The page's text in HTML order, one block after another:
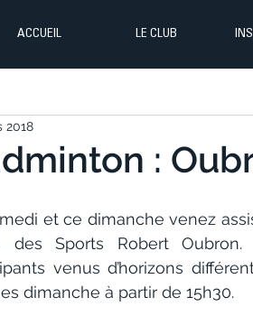
ACCUEIL LE CLUB
:
2018
et ce dimanche venez
des Sports Robert
venus d’horizons
dimanche à partir de 15h30.